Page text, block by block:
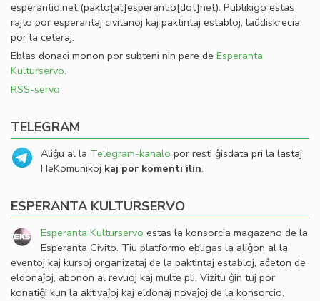
esperantio.net(pakto[at]esperantio[dot]net). Publikigo estas
rajto por esperantaj civitanoj kaj paktintaj establoj, laŭdiskrecia
por la ceteraj.
Eblas donaci monon por subteni nin pere de Esperanta
Kulturservo.
RSS-servo
TELEGRAM
Aliĝu al la Telegram-kanalo por resti ĝisdata pri la lastaj
HeKomunikoj kaj por komenti ilin.
ESPERANTA KULTURSERVO
Esperanta Kulturservo estas la konsorcia magazeno de la
Esperanta Civito. Tiu platformo ebligas la aliĝon al la
eventoj kaj kursoj organizataj de la paktintaj establoj, aĉeton de
eldonaĵoj, abonon al revuoj kaj multe pli. Vizitu ĝin tuj por
konatiĝi kun la aktivaĵoj kaj eldonaj novaĵoj de la konsorcio.